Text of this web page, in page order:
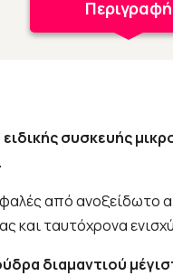
Περιγραφή
ειδικής συσκευής
από ανοξείδωτο
και ταυτόχρονα
διαμαντιού